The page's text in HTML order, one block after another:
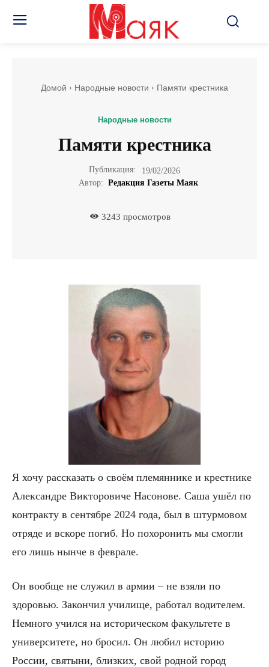
Домой Народные новости Памяти крестника
Народные новости
Памяти крестника
Публикация:
19/02/2026
Автор: Редакция Газеты Маяк
3243 просмотров
Я хочу рассказать о своём племяннике и крестнике
Александре Викторовиче Насонове. Саша ушёл по
контракту в сентябре 2024 года, был в штурмовом
отряде и вскоре погиб. Но похоронить мы смогли
его лишь нынче в феврале.
Он вообще не служил в армии – не взяли по
здоровью. Закончил училище, работал водителем.
Немного учился на историческом факультете в
университете, но бросил. Он любил историю
России, святыни, близких, свой родной город